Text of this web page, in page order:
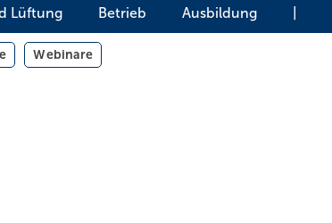
Lüftung Betrieb Ausbildung
Webinare